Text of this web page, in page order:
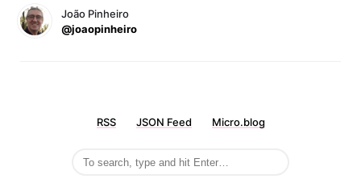
João Pinheiro
@joaopinheiro
RSS JSON Feed Micro.blog